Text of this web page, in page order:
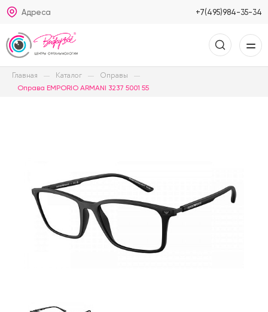
Адреса +7(495)984-35-34
Главная Каталог Оправы
Оправа EMPORIO ARMANI 3237 5001 55